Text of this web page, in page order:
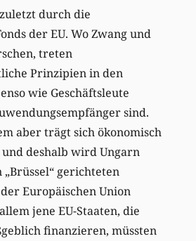
durch die
der EU. Wo Zwang und
treten
Prinzipien in den
wie Geschäftsleute
sind.
aber trägt sich ökonomisch
deshalb wird Ungarn
gerichteten
Europäischen Union
jene EU-Staaten, die
finanzieren, müssten